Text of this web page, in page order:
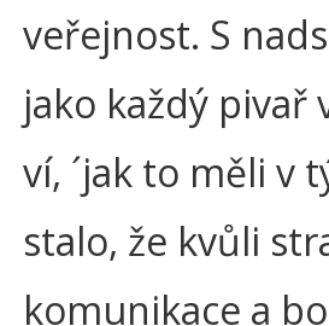
veřejnost. S
jako každý pivař
ví, ´jak to měli v
stalo, že kvůli
komunikace a